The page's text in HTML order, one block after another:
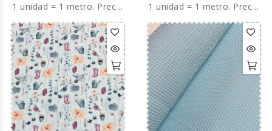
1 unidad = 1 metro. Precio
por metro.
1 unidad = 1 metro. Precio
por metro.